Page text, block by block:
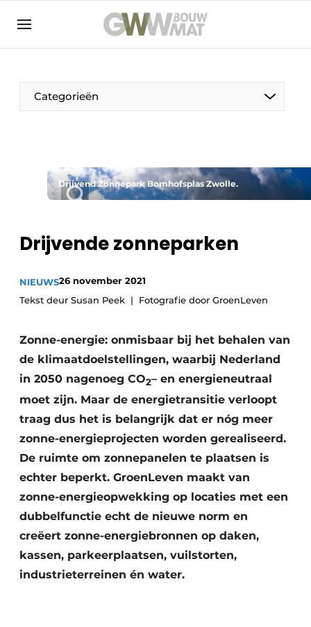
NL EN
Categorieën
De Pen
Vrouw in de bouw
Duurzaamheid & Innovatie
Fundering
Kopen/Huren/Leasen
Sloop & Recycling
Bouwtransport
Drijvend Zonnepark Bomhofsplas Zwolle.
Drijvende zonneparken
NIEUWS26 november 2021
Tekst deur Susan Peek
Fotografie door GroenLeven
Zonne-energie: onmisbaar bij het behalen van
de klimaatdoelstellingen, waarbij Nederland
in 2050 nagenoeg CO2– en energieneutraal
moet zijn. Maar de energietransitie verloopt
traag dus het is belangrijk dat er nóg meer
zonne-energieprojecten worden gerealiseerd.
De ruimte om zonnepanelen te plaatsen is
echter beperkt. GroenLeven maakt van
zonne-energieopwekking op locaties met een
dubbelfunctie echt de nieuwe norm en
creëert zonne-energiebronnen op daken,
kassen, parkeerplaatsen, vuilstorten,
industrieterreinen én water.